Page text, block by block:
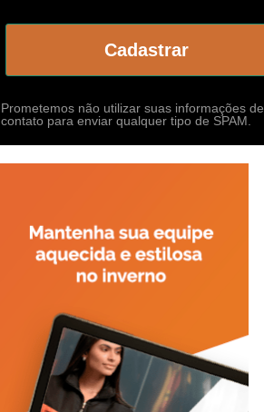
Cadastrar
Prometemos não utilizar suas informações de
contato para enviar qualquer tipo de SPAM.